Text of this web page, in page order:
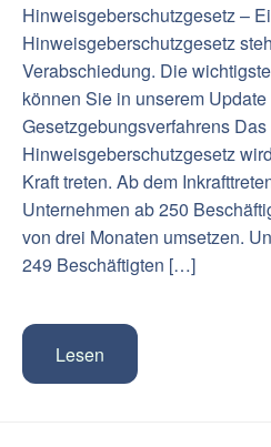
Hinweisgeberschutzgesetz –
Hinweisgeberschutzgesetz
Verabschiedung. Die
können Sie in unserem
Gesetzgebungsverfahrens Das
Hinweisgeberschutzgesetz
Kraft treten. Ab dem
Unternehmen ab 250
von drei Monaten umsetzen.
249 Beschäftigten […]
Lesen